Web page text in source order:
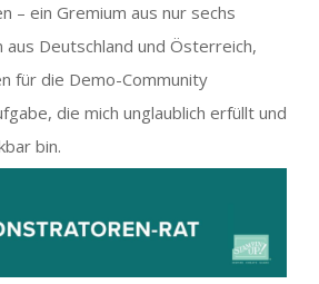
– ein Gremium aus nur sechs
Deutschland und Österreich,
für die Demo-Community
die mich unglaublich erfüllt und
bin.